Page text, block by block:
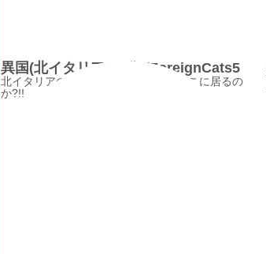
異国(北イタリア)の猫5/ForeignCats5
北イタリアの冬の寒空、ニャン公はどこに居るの
か?!!